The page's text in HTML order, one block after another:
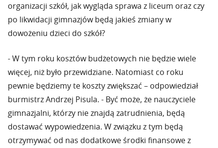
organizacji szkół, jak wygląda sprawa z liceum oraz czy
po likwidacji gimnazjów będą jakieś zmiany w
dowożeniu dzieci do szkół?
- W tym roku kosztów budżetowych nie będzie wiele
więcej, niż było przewidziane. Natomiast co roku
pewnie będziemy te koszty zwiększać – odpowiedział
burmistrz Andrzej Pisula. - Być może, że nauczyciele
gimnazjalni, którzy nie znajdą zatrudnienia, będą
dostawać wypowiedzenia. W związku z tym będą
otrzymywać od nas dodatkowe środki finansowe z